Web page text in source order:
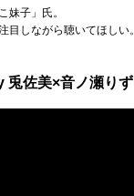
妹子」氏。
目しながら聴いてほしい。
佐美×音ノ瀬りず